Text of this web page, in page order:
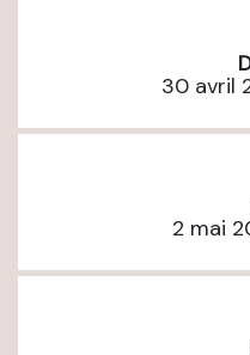
30 avril
2 mai